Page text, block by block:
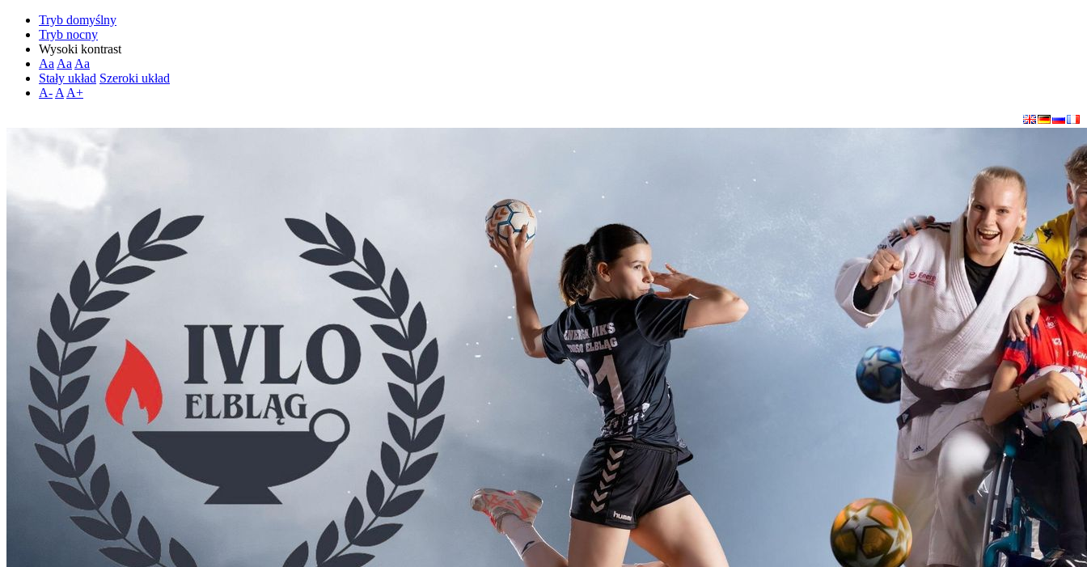
Tryb domyślny
Tryb nocny
Wysoki kontrast
Aa Aa Aa
Stały układ Szeroki układ
A- A A+